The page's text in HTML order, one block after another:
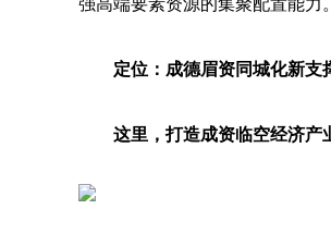
强高端要素资源的集聚配置能力。
定位：成德眉资同城化新支
这里，打造成资临空经济产